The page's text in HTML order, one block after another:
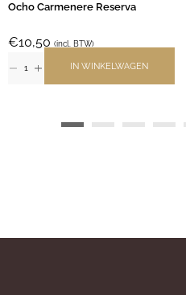
Ocho Carmenere Reserva
€10,50 (incl. BTW)
IN WINKELWAGEN